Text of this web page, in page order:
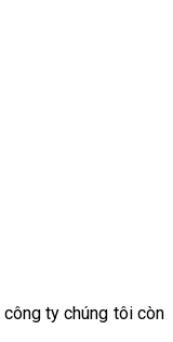
công ty chúng tôi còn